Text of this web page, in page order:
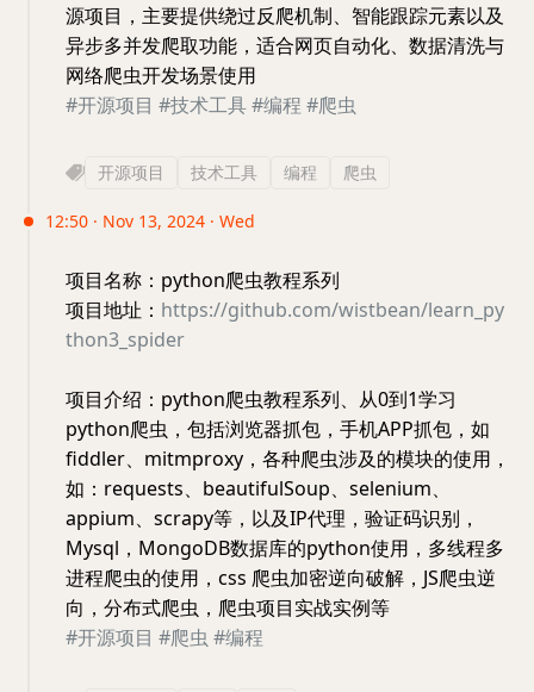
源项目，主要提供绕过反爬机制、智能跟踪元素以及
异步多并发爬取功能，适合网页自动化、数据清洗与
网络爬虫开发场景使用
#开源项目 #技术工具#编程 #爬虫
开源项目 技术工具 编程 爬虫
12:50 · Nov 13, 2024 · Wed
项目名称：python爬虫教程系列
项目地址： https://github.com/wistbean/learn_py
thon3_spider
项目介绍：python爬虫教程系列、从0到1学习
python爬虫，包括浏览器抓包，手机APP抓包，如
fiddler、mitmproxy，各种爬虫涉及的模块的使用，
如：requests、beautifulSoup、selenium、
appium、scrapy等，以及IP代理，验证码识别，
Mysql，MongoDB数据库的python使用，多线程多
进程爬虫的使用，css 爬虫加密逆向破解，JS爬虫逆
向，分布式爬虫，爬虫项目实战实例等
#开源项目 #爬虫 #编程